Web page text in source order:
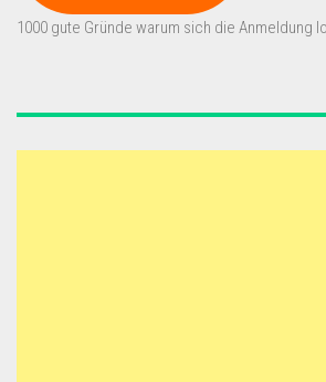
1000 gute Gründe warum sich die Anmeldung